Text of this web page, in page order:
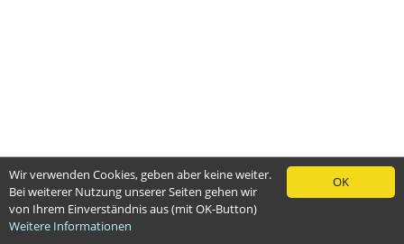
OK
Wir verwenden Cookies, geben aber keine weiter.
Bei weiterer Nutzung unserer Seiten gehen wir
von Ihrem Einverständnis aus (mit OK-Button)
Weitere Informationen